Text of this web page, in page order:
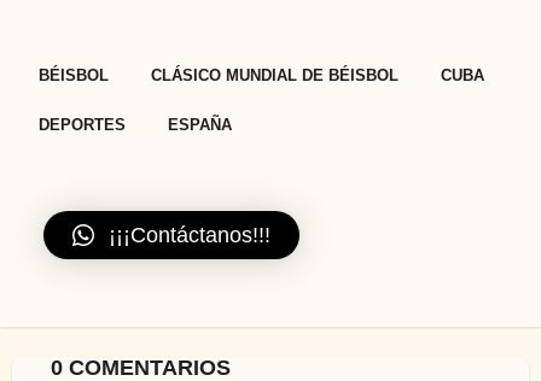
BÉISBOL CLÁSICO MUNDIAL DE BÉISBOL CUBA
DEPORTES ESPAÑA
¡¡¡Contáctanos!!!
0 COMENTARIOS